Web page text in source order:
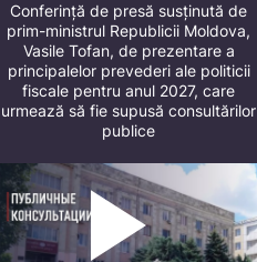
Conferință de presă susținută de
prim-ministrul Republicii Moldova,
Vasile Tofan, de prezentare a
principalelor prevederi ale politicii
fiscale pentru anul 2027, care
urmează să fie supusă consultărilor
publice